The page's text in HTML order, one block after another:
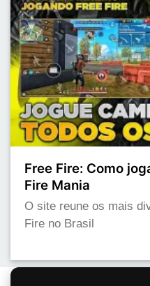
Free Fire: Como
Fire Mania
O site reune os mais
Fire no Brasil